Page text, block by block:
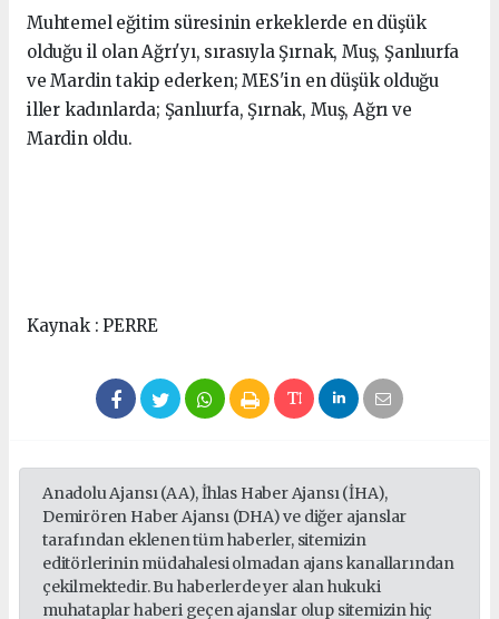
Muhtemel eğitim süresinin erkeklerde en düşük
olduğu il olan Ağrı'yı, sırasıyla Şırnak, Muş, Şanlıurfa
ve Mardin takip ederken; MES'in en düşük olduğu
iller kadınlarda; Şanlıurfa, Şırnak, Muş, Ağrı ve
Mardin oldu.
Kaynak : PERRE
Anadolu Ajansı (AA), İhlas Haber Ajansı (İHA),
Demirören Haber Ajansı (DHA) ve diğer ajanslar
tarafından eklenen tüm haberler, sitemizin
editörlerinin müdahalesi olmadan ajans kanallarından
çekilmektedir. Bu haberlerde yer alan hukuki
muhataplar haberi geçen ajanslar olup sitemizin hiç